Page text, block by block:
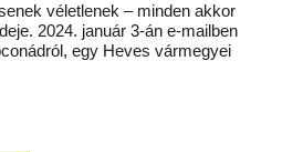
véletlenek – minden akkor
2024. január 3-án e-mailben
egy Heves vármegyei